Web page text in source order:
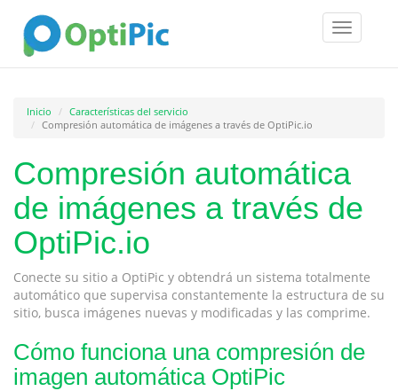
Toggle
Inicio
Características del servicio
Compresión automática de imágenes a través de OptiPic.io
Compresión automática
de imágenes a través de
OptiPic.io
Conecte su sitio a OptiPic y obtendrá un sistema totalmente
automático que supervisa constantemente la estructura de su
sitio, busca imágenes nuevas y modificadas y las comprime.
Cómo funciona una compresión de
imagen automática OptiPic